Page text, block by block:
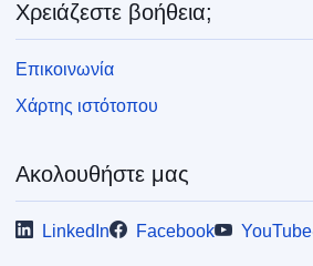
Χρειάζεστε βοήθεια;
Επικοινωνία
Χάρτης ιστότοπου
Ακολουθήστε μας
LinkedIn Facebook YouTube